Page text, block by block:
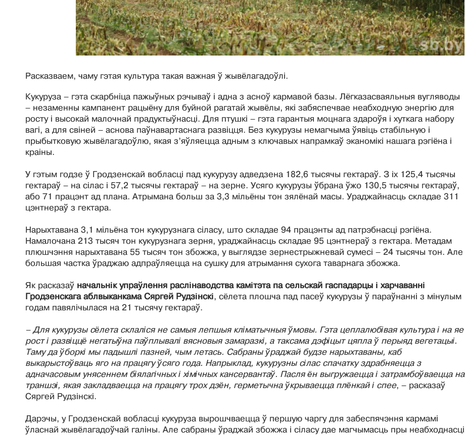
Расказваем, чаму гэтая культура такая важная ў жывёлагадоўлі.
Кукуруза – гэта скарбніца пажыўных рэчываў і адна з асноў кармавой базы. Лёгказасваяльныя вугляводы
– незаменны кампанент рацыёну для буйной рагатай жывёлы, які забяспечвае неабходную энергію для
росту і высокай малочнай прадуктыўнасці. Для птушкі – гэта гарантыя моцнага здароўя і хуткага набору
вагі, а для свіней – аснова паўнавартаснага развіцця. Без кукурузы немагчыма ўявіць стабільную і
прыбытковую жывёлагадоўлю, якая з’яўляецца адным з ключавых напрамкаў эканомікі нашага рэгіёна і
краіны.
У гэтым годзе ў Гродзенскай вобласці пад кукурузу адведзена 182,6 тысячы гектараў. З іх 125,4 тысячы
гектараў – на сілас і 57,2 тысячы гектараў – на зерне. Усяго кукурузы ўбрана ўжо 130,5 тысячы гектараў,
або 71 працэнт ад плана. Атрымана больш за 3,3 мільёны тон зялёнай масы. Ураджайнасць складае 311
цэнтнераў з гектара.
Нарыхтавана 3,1 мільёна тон кукурузнага сіласу, што складае 94 працэнты ад патрэбнасці рэгіёна.
Намалочана 213 тысяч тон кукурузнага зерня, ураджайнасць складае 95 цэнтнераў з гектара. Метадам
плюшчэння нарыхтавана 55 тысяч тон збожжа, у выглядзе зернестрыжневай сумесі – 24 тысячы тон. Але
большая частка ўраджаю адпраўляецца на сушку для атрымання сухога таварнага збожжа.
Як расказаў начальнік упраўлення раслі­на­водства камітэта па сельскай гаспадарцы і харчаванні
Гродзенскага аблвыканкама Сяргей Рудзінскі, сёлета плошча пад пасеў кукурузы ў параўнанні з мінулым
годам павя­лічылася на 21 тысячу гектараў.
– Для кукурузы сёлета склаліся не самыя лепшыя кліматычныя ўмовы. Гэта цеплалюбівая культура і на яе
рост і развіццё негатыўна паўплывалі вясновыя замаразкі, а таксама дэфіцыт цяпла ў перыяд вегетацыі.
Таму да ўборкі мы падышлі пазней, чым летась. Сабраны ўраджай будзе нарыхтаваны, каб
выкарыстоўваць яго на працягу ўсяго года. Напрыклад, кукурузны сілас спачатку здрабняецца з
адначасовым унясеннем біялагічных і хімічных кансервантаў. Пасля ён выгружаецца і затрамбоўваецца на
траншэі, якая закладваецца на працягу трох дзён, герметычна ўкрываецца плёнкай і спее, – расказаў
Сяргей Рудзінскі.
Дарэчы, у Гродзенскай вобласці кукуруза вырошчваецца ў першую чаргу для забеспячэння кармамі
ўласнай жывёлагадоўчай галіны. Але сабраны ўраджай збожжа і сіласу дае магчымасць пры неабходнасці